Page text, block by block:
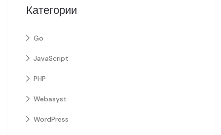
Категории
Go
JavaScript
PHP
Webasyst
WordPress